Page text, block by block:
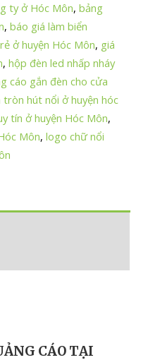
ty ở Hóc Môn,bảng
,báo giá làm biển
ở huyện Hóc Môn, giá
,hộp đèn led nhấp nháy
cáo gắn đèn cho cửa
tròn hút nổi ở huyện hóc
tín ở huyện Hóc Môn,
Môn,logo chữ nổi
CÁO TẠI